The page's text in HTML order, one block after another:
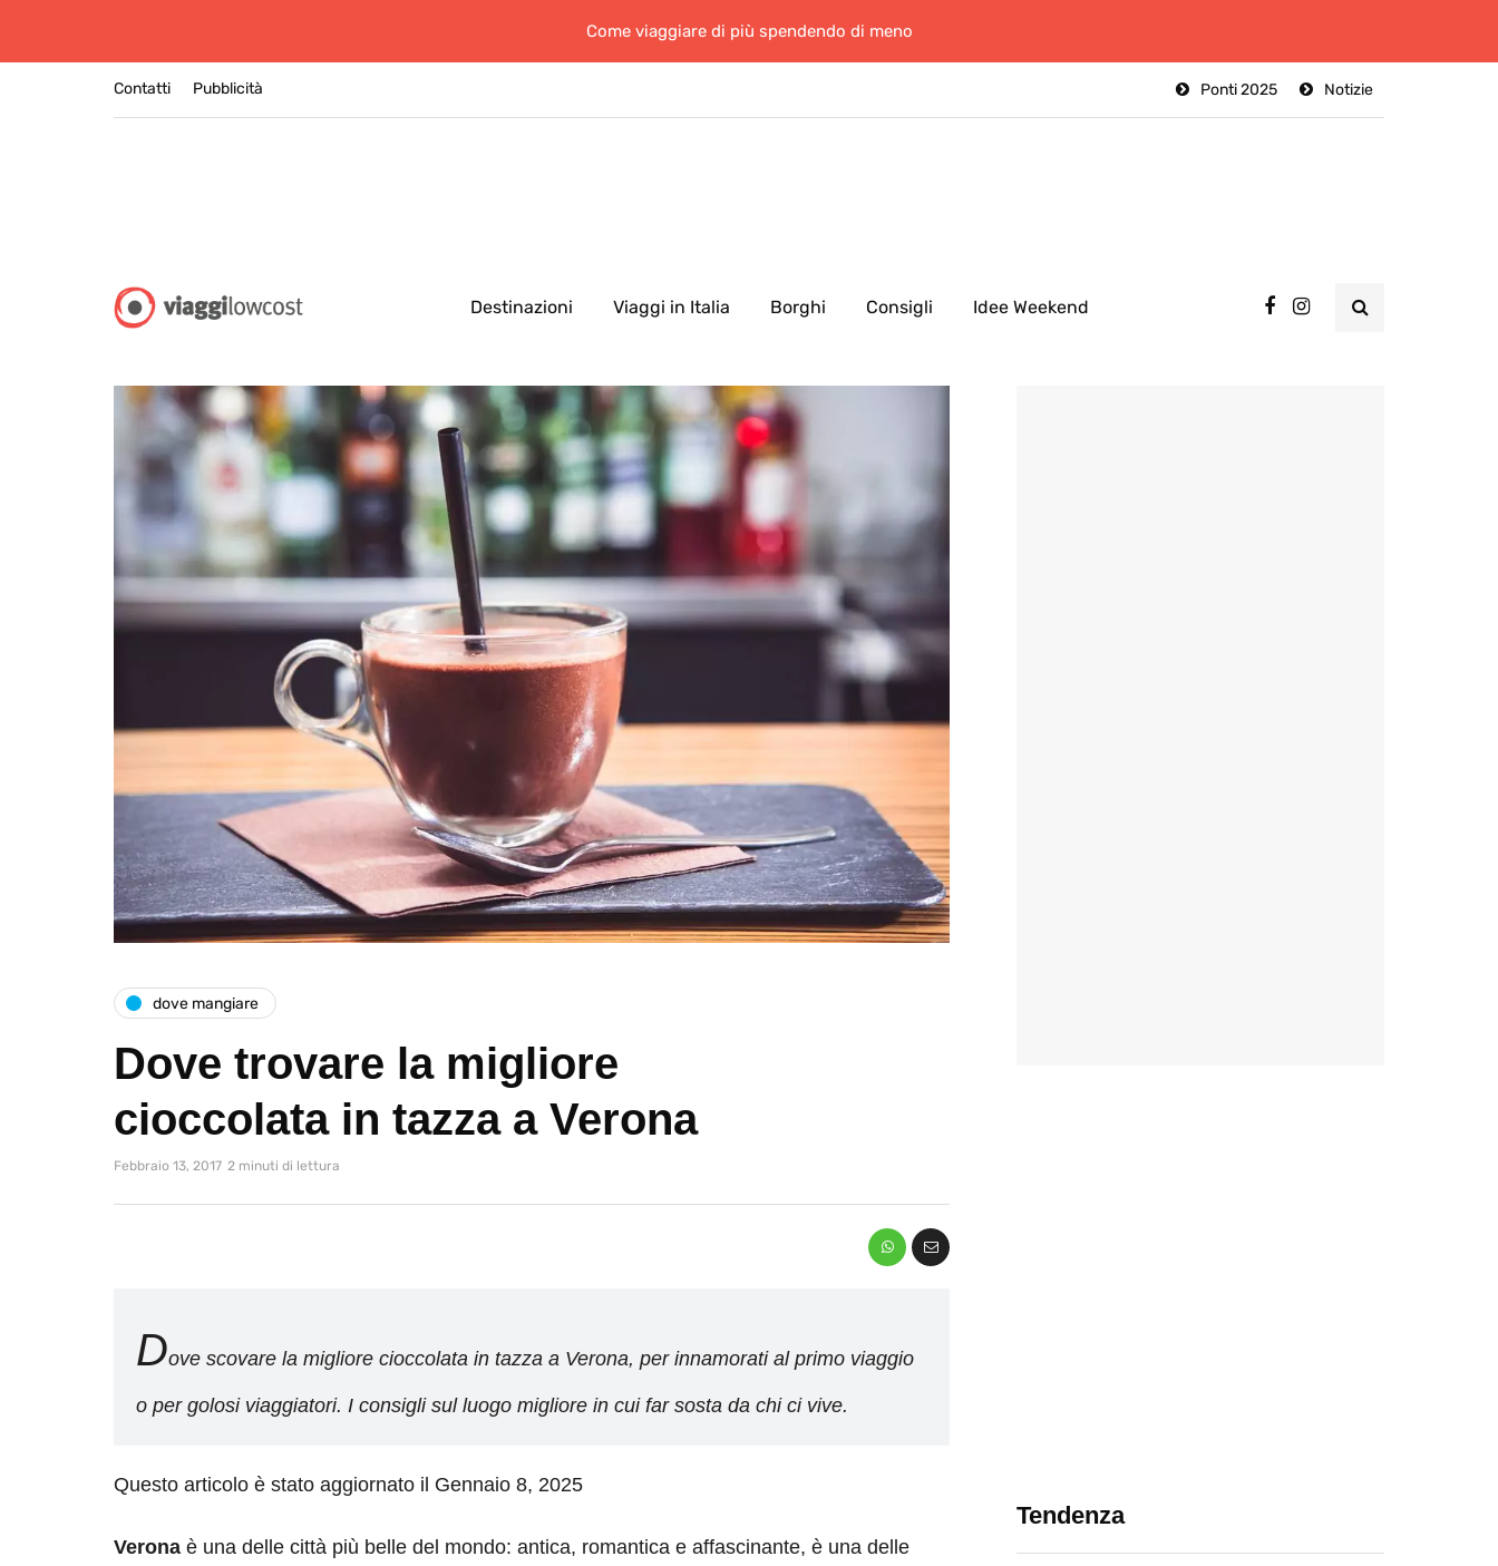
Come viaggiare di più spendendo di meno
Contatti Notizie
Ponti 2025
Pubblicità
Destinazioni Viaggi in Italia Borghi Consigli Idee Weekend
dove mangiare
Dove trovare la migliore
cioccolata in tazza a Verona
Febbraio 13, 2017 2 minuti di lettura
Dove scovare la migliore cioccolata in tazza a Verona, per innamorati al primo viaggio
o per golosi viaggiatori. I consigli sul luogo migliore in cui far sosta da chi ci vive.
Questo articolo è stato aggiornato il Gennaio 8, 2025
Verona è una delle città più belle del mondo: antica, romantica e affascinante, è una delle
Tendenza